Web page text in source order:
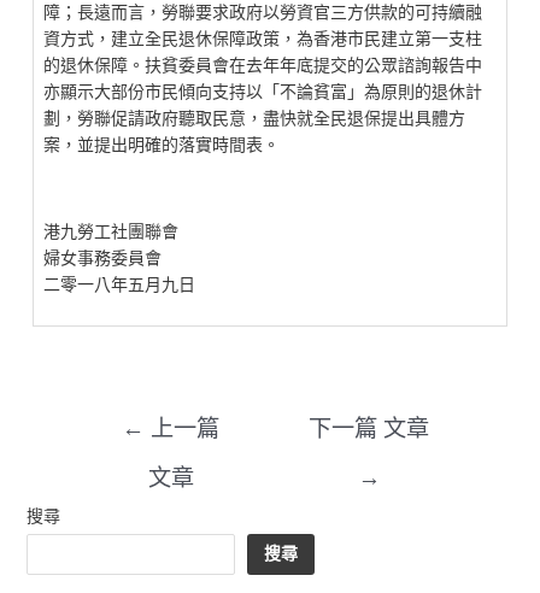
障；長遠而言，勞聯要求政府以勞資官三方供款的可持續融
資方式，建立全民退休保障政策，為香港市民建立第一支柱
的退休保障。扶貧委員會在去年年底提交的公眾諮詢報告中
亦顯示大部份市民傾向支持以「不論貧富」為原則的退休計
劃，勞聯促請政府聽取民意，盡快就全民退保提出具體方
案，並提出明確的落實時間表。
港九勞工社團聯會
婦女事務委員會
二零一八年五月九日
← 上一篇
文章
下一篇 文章
→
搜尋
搜尋